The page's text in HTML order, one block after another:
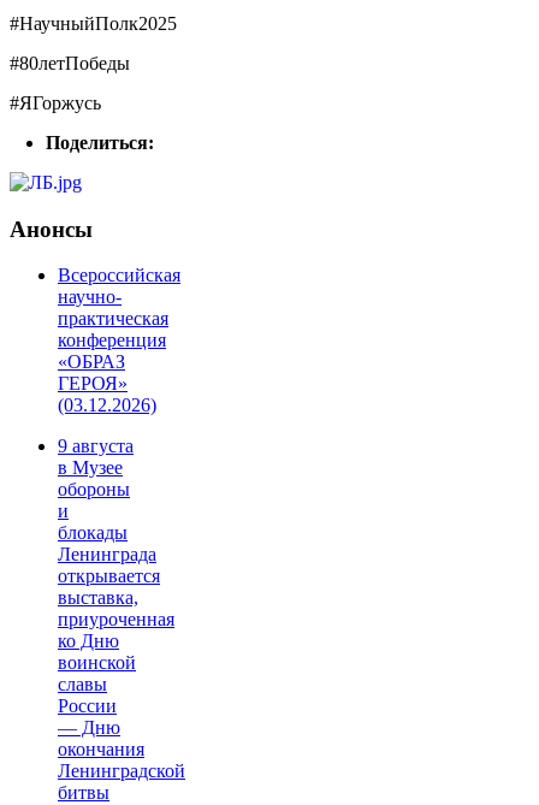
#НаучныйПолк2025
#80летПобеды
#ЯГоржусь
Поделиться:
Анонсы
Всероссийская
научно-
практическая
конференция
«ОБРАЗ
ГЕРОЯ»
(03.12.2026)
9 августа
в Музее
обороны
и
блокады
Ленинграда
открывается
выставка,
приуроченная
ко Дню
воинской
славы
России
— Дню
окончания
Ленинградской
битвы